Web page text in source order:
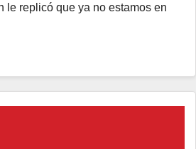
le replicó que ya no estamos en